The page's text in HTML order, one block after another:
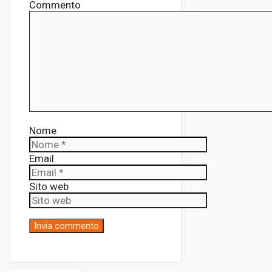
Commento
Nome
Email
Sito web